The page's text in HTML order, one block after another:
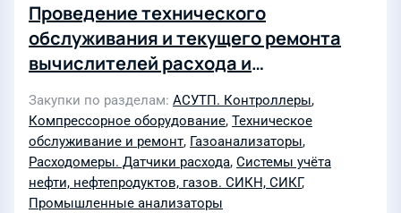
Проведение технического
обслуживания и текущего ремонта
вычислителей расхода и
2023 гг. для нужд ООО «Газпром
трансгаз Югорск»
(0001/22/5.2/0024513/ТГЮгорск/К/
ГОС/Э/18.03.2022)
Закупки по разделам АСУТП. Контроллеры,
Компрессорное оборудование, Техническое
обслуживание и ремонт, Газоанализаторы,
Расходомеры. Датчики расхода, Системы учёта
нефти, нефтепродуктов, газов. СИКН, СИКГ,
Промышленные анализаторы